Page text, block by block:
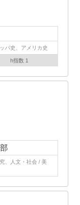
パ史、アメリカ史
h指数 1
、人文・社会 / 美